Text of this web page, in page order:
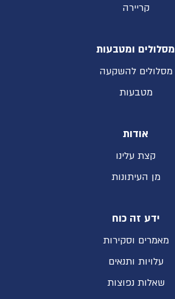
קריירה
מסלולים ומטבעות
מסלולים להשקעה
מטבעות
אודות
קצת עלינו
מן העיתונות
ידע זה כוח
מאמרים וסקירות
עלויות ותנאים
שאלות נפוצות